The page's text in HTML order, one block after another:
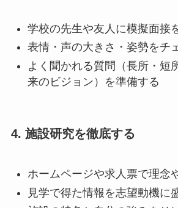
学校の先生や友人に模擬面接
表情・声の大きさ・姿勢をチ
よく聞かれる質問（長所・短
来のビジョン）を準備する
4. 施設研究を徹底する
ホームページや求人票で理念
見学で得た情報を志望動機に